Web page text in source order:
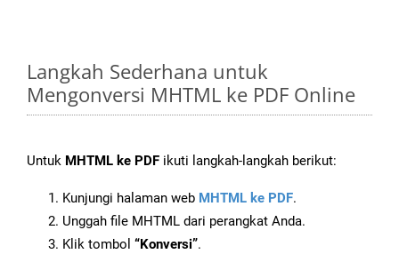
Langkah Sederhana untuk
Mengonversi MHTML ke PDF Online
Untuk MHTML ke PDF ikuti langkah-langkah berikut:
Kunjungi halaman web MHTML ke PDF.
Unggah file MHTML dari perangkat Anda.
Klik tombol “Konversi”.